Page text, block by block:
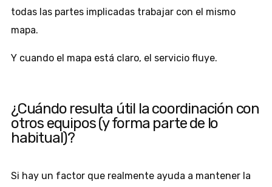
todas las partes implicadas trabajar con el mismo
mapa.
Y cuando el mapa está claro, el servicio fluye.
¿Cuándo resulta útil la coordinación con
otros equipos (y forma parte de lo
habitual)?
Si hay un factor que realmente ayuda a mantener la